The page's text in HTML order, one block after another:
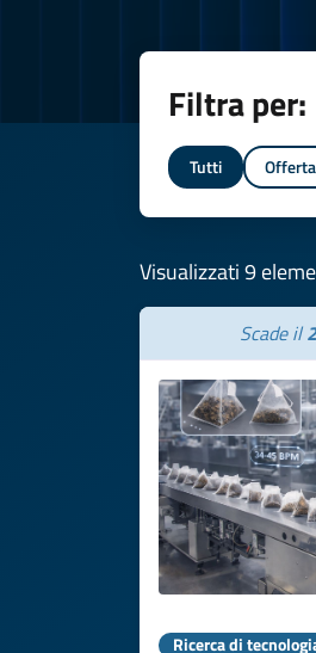
Filtra per:
Tutti
Visualizzati 9
Scade il
Ricerca di